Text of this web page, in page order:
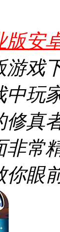
版安
游戏
中玩
修真
非常
你眼